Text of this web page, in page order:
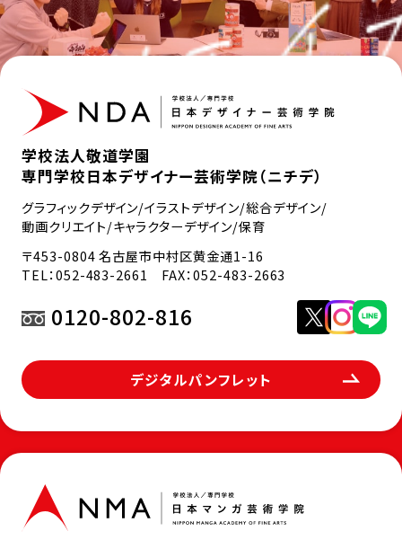
学校法人敬道学園
専門学校日本デザイナー芸術学院（ニチデ）
グラフィックデザイン/イラストデザイン/総合デザイン/
動画クリエイト/キャラクターデザイン/保育
〒453-0804 名古屋市中村区黄金通1-16
TEL：052-483-2661 FAX：052-483-2663
0120-802-816
デジタルパンフレット